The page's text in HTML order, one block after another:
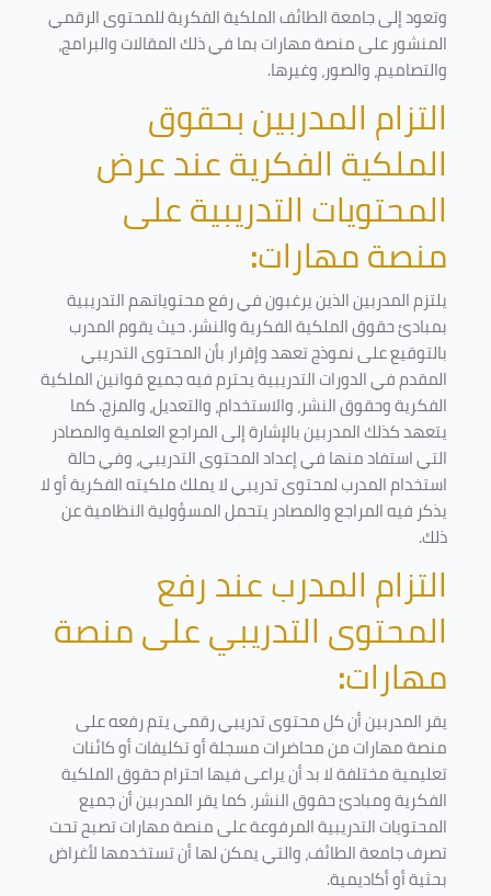
وتعود إلى جامعة الطائف الملكية الفكرية للمحتوى الرقمي
المنشور على منصة مهارات بما في ذلك المقالات والبرامج،
والتصاميم، والصور، وغيرها.
التزام المدربين بحقوق
الملكية الفكرية عند عرض
المحتويات التدريبية على
منصة مهارات:
يلتزم المدربين الذين يرغبون في رفع محتوياتهم التدريبية
بمبادئ حقوق الملكية الفكرية والنشر. حيث يقوم المدرب
بالتوقيع على نموذج تعهد وإقرار بأن المحتوى التدريبي
المقدم في الدورات التدريبية يحترم فيه جميع قوانين الملكية
الفكرية وحقوق النشر، والاستخدام، والتعديل، والمزج. كما
يتعهد كذلك المدربين بالإشارة إلى المراجع العلمية والمصادر
التي استفاد منها في إعداد المحتوى التدريبي، وفي حالة
استخدام المدرب لمحتوى تدريبي لا يملك ملكيته الفكرية أو لا
يذكر فيه المراجع والمصادر يتحمل المسؤولية النظامية عن
ذلك.
التزام المدرب عند رفع
المحتوى التدريبي على منصة
مهارات:
يقر المدربين أن كل محتوى تدريبي رقمي يتم رفعه على
منصة مهارات من محاضرات مسجلة أو تكليفات أو كائنات
تعليمية مختلفة لا بد أن يراعى فيها احترام حقوق الملكية
الفكرية ومبادئ حقوق النشر، كما يقر المدربين أن جميع
المحتويات التدريبية المرفوعة على منصة مهارات تصبح تحت
تصرف جامعة الطائف، والتي يمكن لها أن تستخدمها لأغراض
بحثية أو أكاديمية.